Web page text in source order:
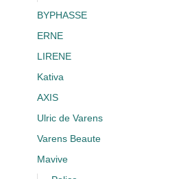
BYPHASSE
ERNE
LIRENE
Kativa
AXIS
Ulric de Varens
Varens Beaute
Mavive